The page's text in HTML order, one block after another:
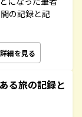
の記録と記
詳細を見る
る旅の記録と